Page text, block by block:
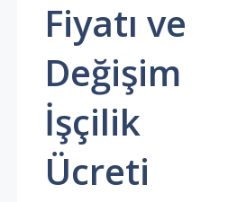
Fiyatı ve
Değişim
İşçilik
Ücreti